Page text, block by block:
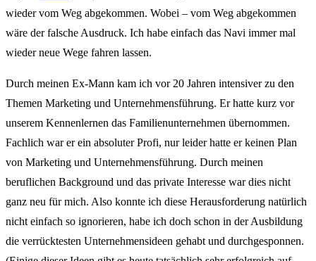
wieder vom Weg abgekommen. Wobei – vom Weg abgekommen
wäre der falsche Ausdruck. Ich habe einfach das Navi immer mal
wieder neue Wege fahren lassen.
Durch meinen Ex-Mann kam ich vor 20 Jahren intensiver zu den
Themen Marketing und Unternehmensführung. Er hatte kurz vor
unserem Kennenlernen das Familienunternehmen übernommen.
Fachlich war er ein absoluter Profi, nur leider hatte er keinen Plan
von Marketing und Unternehmensführung. Durch meinen
beruflichen Background und das private Interesse war dies nicht
ganz neu für mich. Also konnte ich diese Herausforderung natürlich
nicht einfach so ignorieren, habe ich doch schon in der Ausbildung
die verrücktesten Unternehmensideen gehabt und durchgesponnen.